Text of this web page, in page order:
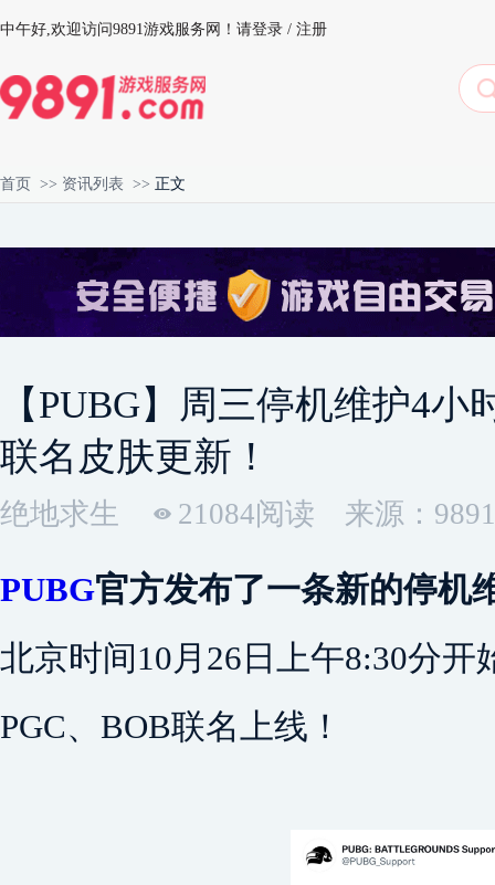
中午好,欢迎访问9891游戏服务网！ 请登录 / 注册
首页 >> 资讯列表 >> 正文
【PUBG】周三停机维护4小
联名皮肤更新！
绝地求生 21084阅读 来源：
PUBG官方发布了一条新的停机
北京时间10月26日上午8:30分开
PGC、BOB联名上线！